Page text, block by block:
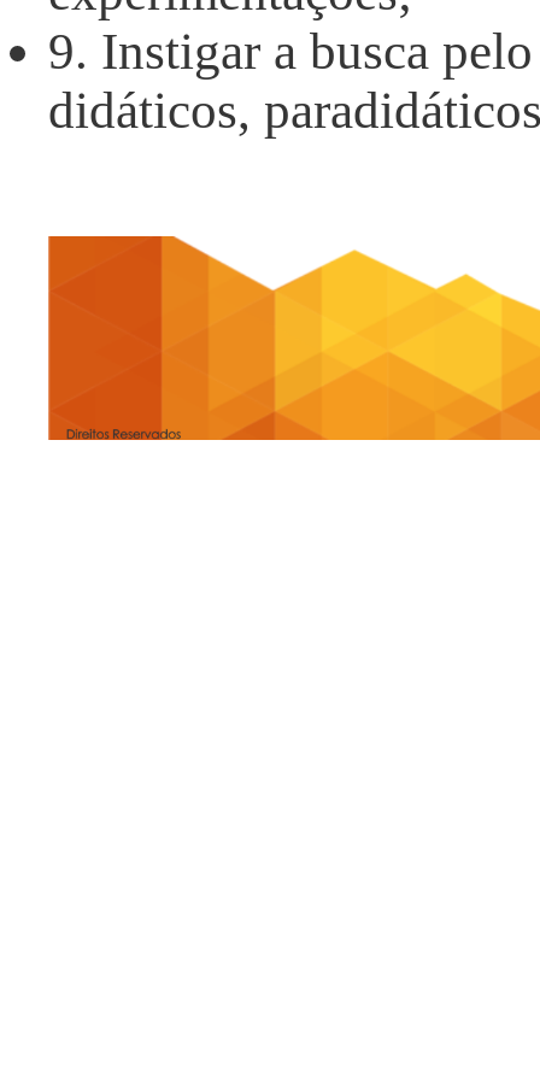
9. Instigar a busca
didáticos,